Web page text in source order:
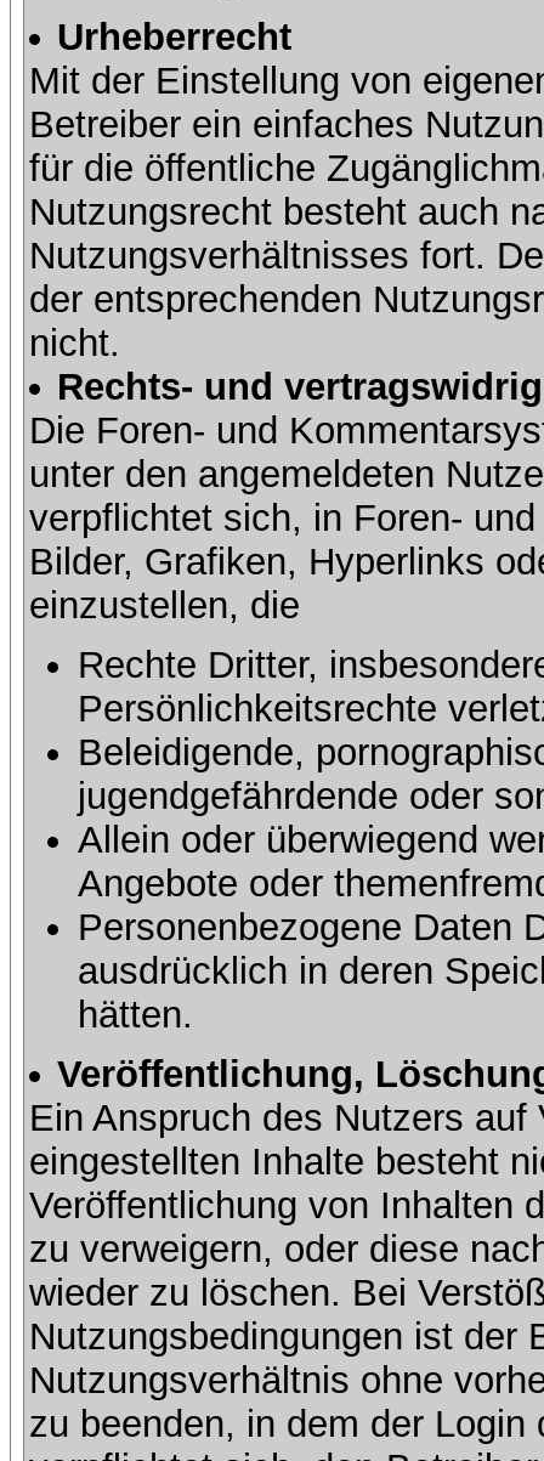
Urheberrecht
Mit der Einstellung von
Betreiber ein einfaches
für die öffentliche
Nutzungsrecht besteht auch
Nutzungsverhältnisses fort.
der entsprechenden
nicht.
Rechts- und
Die Foren- und
unter den angemeldeten
verpflichtet sich, in Foren-
Bilder, Grafiken, Hyperlinks
einzustellen, die
Rechte Dritter,
Persönlichkeitsrechte
Beleidigende,
jugendgefährdende oder
Allein oder überwiegend
Angebote oder
Personenbezogene Daten
ausdrücklich in deren
hätten.
Veröffentlichung,
Ein Anspruch des Nutzers
eingestellten Inhalte besteht
Veröffentlichung von Inhalten
zu verweigern, oder diese
wieder zu löschen. Bei
Nutzungsbedingungen ist der
Nutzungsverhältnis ohne
zu beenden, in dem der